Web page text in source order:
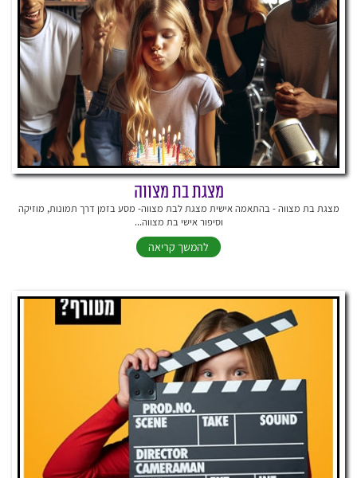
מצגת בת מצווה
מצגת בת מצווה - בהתאמה אישית מצגת לבת מצווה- מסע בזמן דרך תמונות, מוזיקה
וסיפור אישי בת מצווה...
להמשך קריאה